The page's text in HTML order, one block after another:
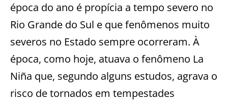
época do ano é propícia a tempo severo no
Rio Grande do Sul e que fenômenos muito
severos no Estado sempre ocorreram. À
época, como hoje, atuava o fenômeno La
Niña que, segundo alguns estudos, agrava o
risco de tornados em tempestades